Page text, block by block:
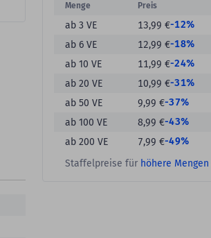
Menge Preis
ab 3 VE 13,99 €-12%
ab 6 VE
12,99 €-18%
ab 10 VE
11,99 €-24%
ab 20 VE
10,99 €-31%
ab 50 VE
9,99 €-37%
ab 100 VE
8,99 €-43%
ab 200 VE
7,99 €-49%
Staffelpreise für höhere